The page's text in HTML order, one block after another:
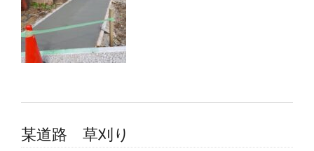
某道路 草刈り